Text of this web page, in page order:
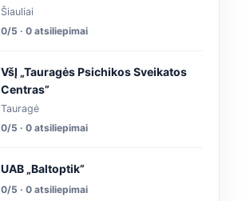
Šiauliai
0/5 · 0 atsiliepimai
VšĮ „Tauragės Psichikos Sveikatos
Centras”
Tauragė
0/5 · 0 atsiliepimai
UAB „Baltoptik”
0/5 · 0 atsiliepimai